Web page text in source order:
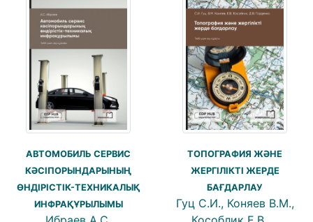
АВТОМОБИЛЬ СЕРВИС
КӘСІПОРЫНДАРЫНЫҢ
ӨНДІРІСТІК-ТЕХНИКАЛЫҚ
ИНФРАҚҰРЫЛЫМЫ
ТОПОГРАФИЯ ЖӘНЕ
ЖЕРГІЛІКТІ ЖЕРДЕ
БАҒДАРЛАУ
Гуц С.И., Коняев В.М.,